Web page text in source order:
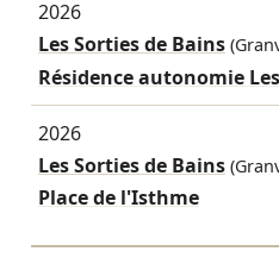
2026
Les Sorties de Bains
Résidence autonomie
2026
Les Sorties de Bains
Place de l'Isthme